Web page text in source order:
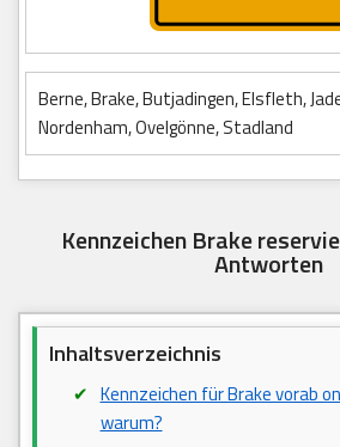
Berne, Brake, Butjadingen, Elsfleth,
Nordenham, Ovelgönne, Stadland
Kennzeichen Brake
Antworten
Inhaltsverzeichnis
Kennzeichen für Brake vorab
warum?